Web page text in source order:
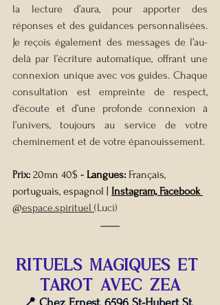
la lecture d’aura, pour apporter des
réponses et des guidances personnalisées.
Je reçois également des messages de l’au-
delà par l’écriture automatique, offrant une
connexion unique avec vos guides. Chaque
consultation est empreinte de respect,
d’écoute et d’une profonde connexion à
l’univers, toujours au service de votre
cheminement et de votre épanouissement.
Prix: 20mn 40$ - Langues: Français,
portuguais, espagnol
Instagram, Facebook
@espace.spirituel (Luci)
RITUELS MAGIQUES ET
TAROT AVEC ZEA